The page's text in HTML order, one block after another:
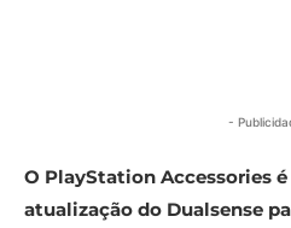
-
O PlayStation Accessories
atualização do Dualsense